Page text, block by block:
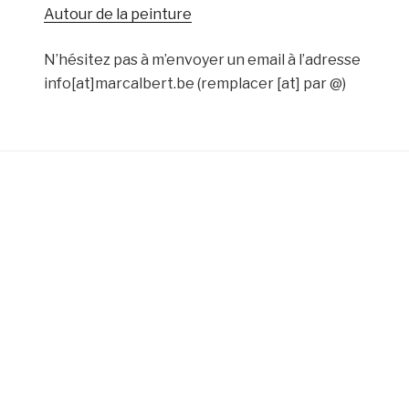
Autour de la peinture
N’hésitez pas à m’envoyer un email à l’adresse
info[at]marcalbert.be (remplacer [at] par @)